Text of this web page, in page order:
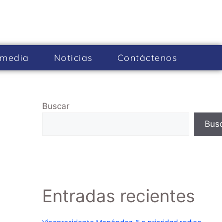
Noticias Cont­áctenos
Buscar
Entradas recientes